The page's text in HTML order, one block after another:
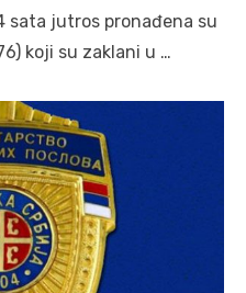
sata jutros pronađena su
koji su zaklani u …